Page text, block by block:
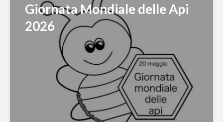
Giornata Mondiale delle Api
2026